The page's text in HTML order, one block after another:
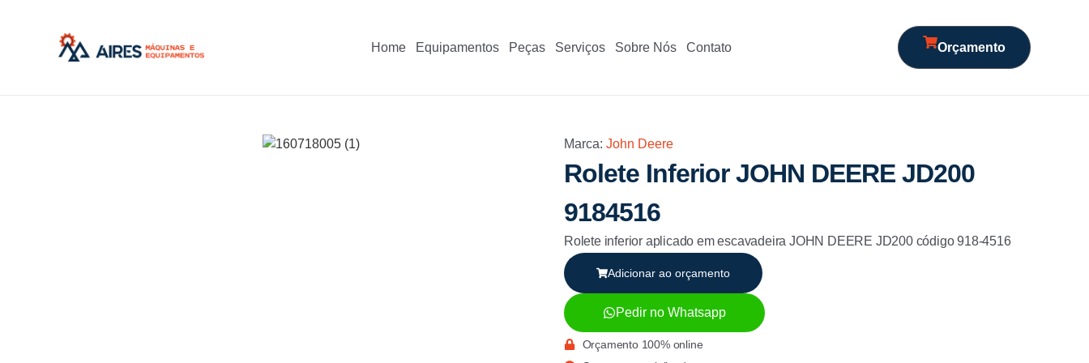
Home Equipamentos Peças Serviços Sobre Nós Contato Orçamento
Marca: John Deere
Rolete Inferior JOHN DEERE JD200
9184516
Rolete inferior aplicado em escavadeira JOHN DEERE JD200 código 918-4516
Adicionar ao orçamento
Pedir no Whatsapp
Orçamento 100% online